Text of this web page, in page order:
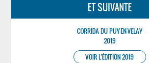
ET SUIVANTE
CORRIDA DU PUY-EN-VELAY
2019
VOIR L'ÉDITION 2019